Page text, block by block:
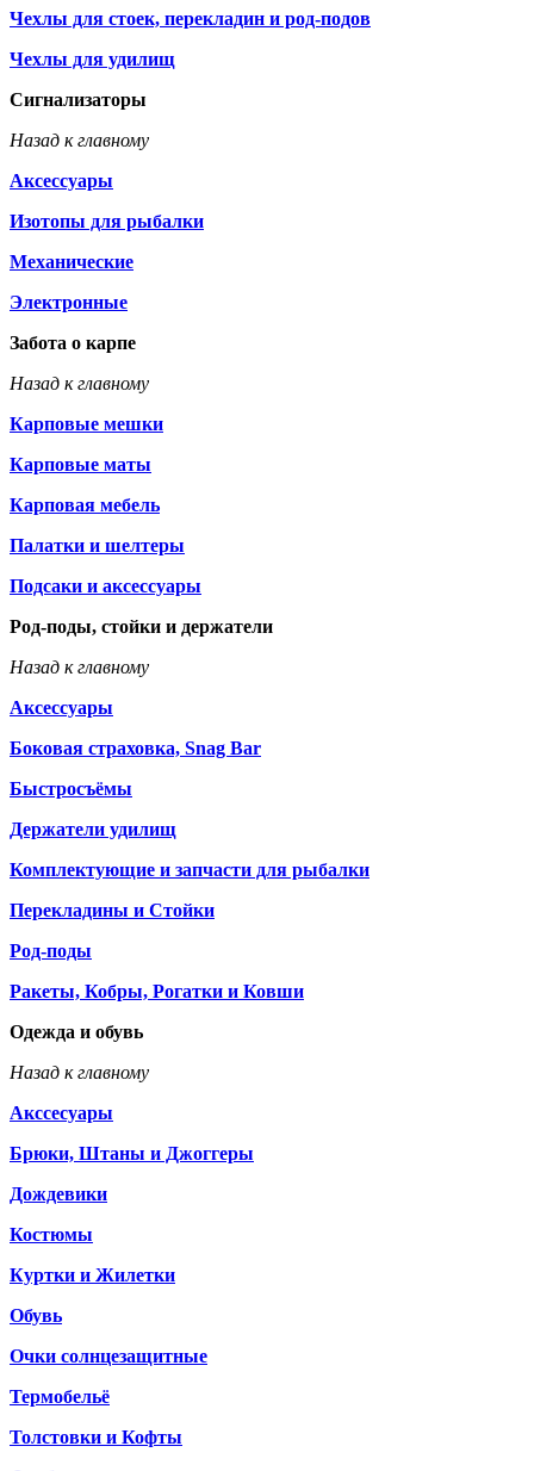
Чехлы для стоек, перекладин и род-подов
Чехлы для удилищ
Сигнализаторы
Назад к главному
Аксессуары
Изотопы для рыбалки
Механические
Электронные
Забота о карпе
Назад к главному
Карповые мешки
Карповые маты
Карповая мебель
Палатки и шелтеры
Подсаки и аксессуары
Род-поды, стойки и держатели
Назад к главному
Аксессуары
Боковая страховка, Snag Bar
Быстросъёмы
Держатели удилищ
Комплектующие и запчасти для рыбалки
Перекладины и Стойки
Род-поды
Ракеты, Кобры, Рогатки и Ковши
Одежда и обувь
Назад к главному
Акссесуары
Брюки, Штаны и Джоггеры
Дождевики
Костюмы
Куртки и Жилетки
Обувь
Очки солнцезащитные
Термобельё
Толстовки и Кофты